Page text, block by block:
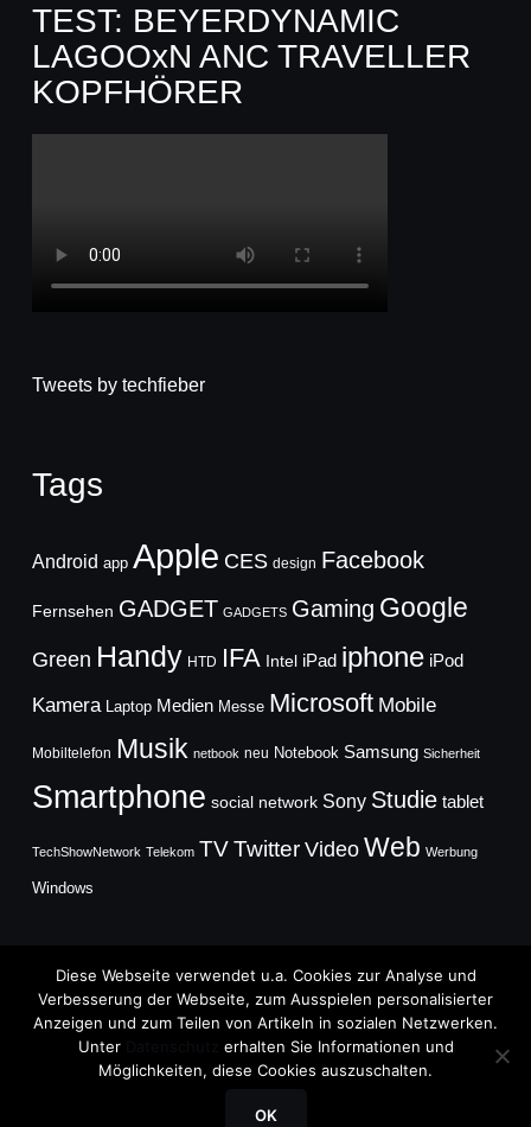
TEST: BEYERDYNAMIC
LAGOOxN ANC TRAVELLER
KOPFHÖRER
Tweets by techfieber
Tags
Android app Apple CES design Facebook
Fernsehen GADGET GADGETS Gaming Google
Green Handy HTD IFA Intel iPad iphone iPod
Kamera Laptop Medien Messe Microsoft Mobile
Mobiltelefon Musik netbook neu Notebook Samsung Sicherheit
Smartphone social network Sony Studie tablet
TechShowNetwork Telekom TVTwitter Video Web Werbung
Windows
Copyright © 2026
TechFieber Blog
Diese Webseite verwendet u.a. Cookies zur Analyse und
Verbesserung der Webseite, zum Ausspielen personalisierter
Anzeigen und zum Teilen von Artikeln in sozialen Netzwerken.
Unter
erhalten Sie Informationen und
Möglichkeiten, diese Cookies auszuschalten.
OK